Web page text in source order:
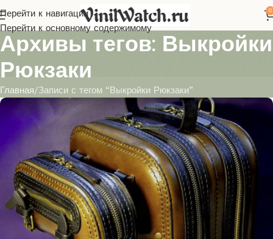
Перейти к навигации
Перейти к основному содержимому
0
Архивы тегов: Выкройки
Рюкзаки
Главная Записи с тегом “Выкройки Рюкзаки”